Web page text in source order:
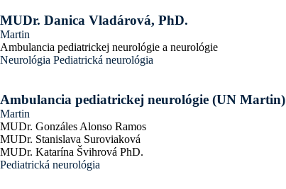
MUDr. Danica Vladárová, PhD.
Martin
Ambulancia pediatrickej neurológie a neurológie
Neurológia Pediatrická neurológia
Ambulancia pediatrickej neurológie (UN Martin)
Martin
MUDr. Gonzáles Alonso Ramos
MUDr. Stanislava Suroviaková
MUDr. Katarína Švihrová PhD.
Pediatrická neurológia